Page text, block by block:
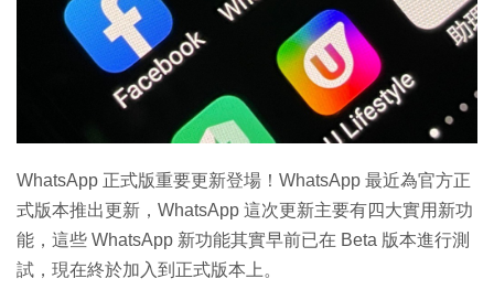
WhatsApp 正式版重要更新登場！WhatsApp 最近為官方正
式版本推出更新，WhatsApp 這次更新主要有四大實用新功
能，這些 WhatsApp 新功能其實早前已在 Beta 版本進行測
試，現在終於加入到正式版本上。